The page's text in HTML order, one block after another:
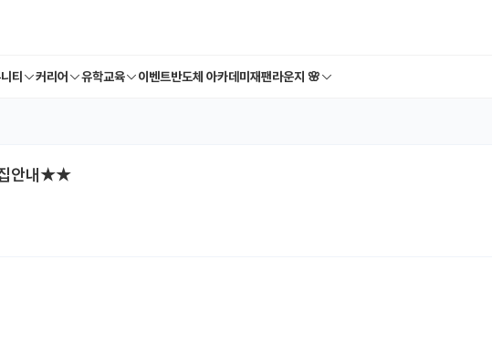
티 커리어 유학교육 이벤트반도체 아카데미 재팬라운지 🌸
안내★★